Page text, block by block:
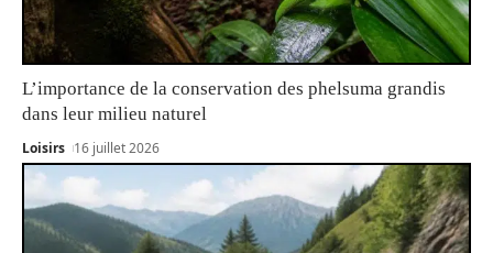
L’importance de la conservation des phelsuma grandis
dans leur milieu naturel
Loisirs 16 juillet 2026